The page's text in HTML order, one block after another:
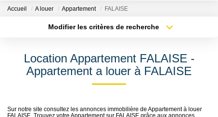
ACHETER
GÉRER
Accueil A louer Appartement FALAISE
Modifier les critères de recherche
Sélectionnez...
Type de bien
Surface min
Créer une alerte
Location Appartement FALAISE -
Appartement a louer à FALAISE
Sur notre site consultez les annonces immobilière de Appartement à louer
FALAISE. Trouvez votre Appartement sur FALAISE grâce aux annonces